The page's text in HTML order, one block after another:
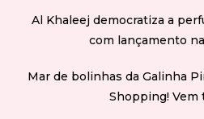
Al Khaleej democratiza a
com lançamento
Mar de bolinhas da Galinha
Shopping! Vem